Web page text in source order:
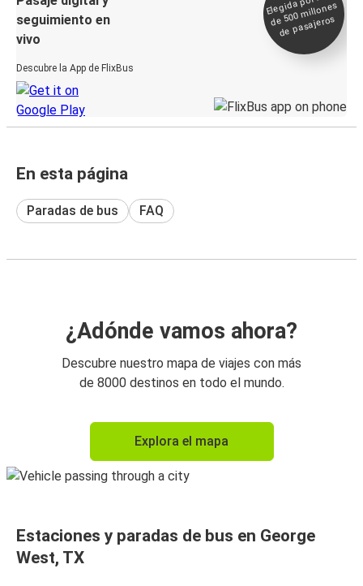
seguimiento en
vivo
Descubre la App de FlixBus
millones
de pasajeros
En esta página
Paradas de bus FAQ
¿Adónde vamos ahora?
Descubre nuestro mapa de viajes con más
de 8000 destinos en todo el mundo.
Explora el mapa
Estaciones y paradas de bus en George
West, TX